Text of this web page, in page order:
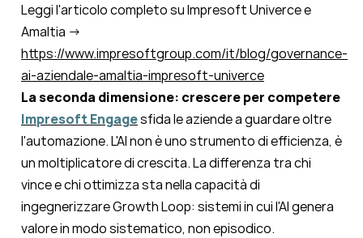
Leggi l'articolo completo su Impresoft Univerce e
Amaltia →
https://www.impresoftgroup.com/it/blog/governance-
ai-aziendale-amaltia-impresoft-univerce
La seconda dimensione: crescere per competere
Impresoft Engagesfida le aziende a guardare oltre
l'automazione. L'AI non è uno strumento di efficienza, è
un moltiplicatore di crescita. La differenza tra chi
vince e chi ottimizza sta nella capacità di
ingegnerizzare Growth Loop: sistemi in cui l'AI genera
valore in modo sistematico, non episodico.